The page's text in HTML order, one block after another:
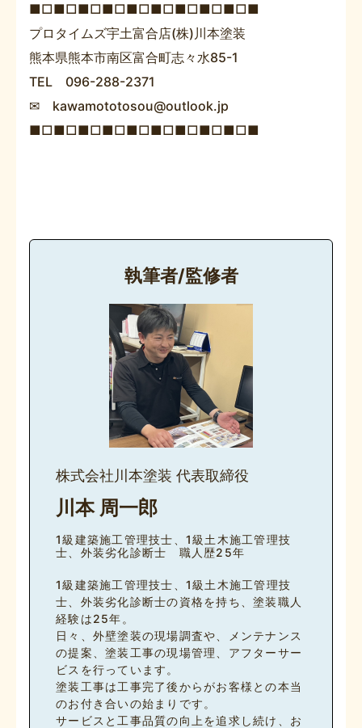
■□■□■□■□■□■□■□■□■□■
プロタイムズ宇土富合店(株)川本塗装
熊本県熊本市南区富合町志々水85-1
TEL 096-288-2371
✉ kawamototosou@outlook.jp
■□■□■□■□■□■□■□■□■□■
執筆者/監修者
株式会社川本塗装 代表取締役
川本 周一郎
1級建築施工管理技士、1級土木施工管理技
士、外装劣化診断士 職人歴25年
1級建築施工管理技士、1級土木施工管理技
士、外装劣化診断士の資格を持ち、塗装職人
経験は25年。
日々、外壁塗装の現場調査や、メンテナンス
の提案、塗装工事の現場管理、アフターサー
ビスを行っています。
塗装工事は工事完了後からがお客様との本当
のお付き合いの始まりです。
サービスと工事品質の向上を追求し続け、お